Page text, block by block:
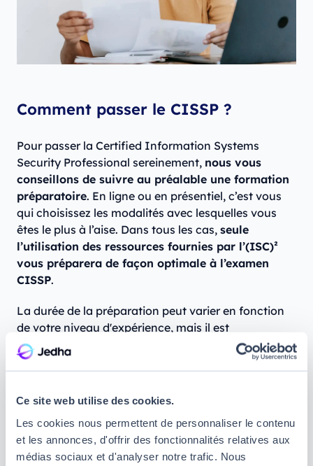
Ce site web utilise des cookies.
Les cookies nous permettent de personnaliser le contenu
et les annonces, d'offrir des fonctionnalités relatives aux
médias sociaux et d'analyser notre trafic. Nous
Comment passer le CISSP ?
Pour passer la Certified Information Systems
Security Professional sereinement, nous vous
conseillons de suivre au préalable une formation
préparatoire. En ligne ou en présentiel, c’est vous
qui choisissez les modalités avec lesquelles vous
êtes le plus à l’aise. Dans tous les cas, seule
l’utilisation des ressources fournies par l’(ISC)²
vous préparera de façon optimale à l’examen
CISSP.
La durée de la préparation peut varier en fonction
de votre niveau d'expérience, mais il est
généralement conseillé d’y consacrer plusieurs
mois. Retenez que l’examen final est exigeant et
chances de réussite
. Chez Jedha Bootcamp, nous
informatique poussée. Celle-ci vous donnera le
socle théorique et pratique nécessaire à la réussite
de la future certification.